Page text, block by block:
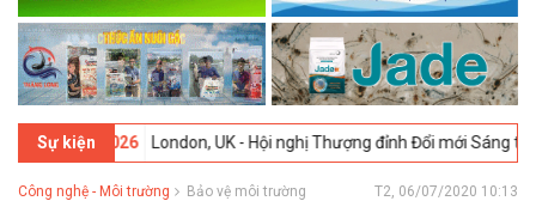
Sự kiện
02-2026 London, UK - Hội nghị Thượng đỉnh Đổi mới Sáng tạo trong
Công nghệ - Môi trường Bảo vệ môi trường T2, 06/07/2020 10:13